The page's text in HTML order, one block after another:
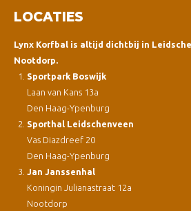
LOCATIES
Lynx Korfbal is altijd dichtbij in
Nootdorp.
Sportpark Boswijk
Laan van Kans 13a
Den Haag-Ypenburg
Sporthal Leidschenveen
Vas Diazdreef 20
Den Haag-Ypenburg
Jan Janssenhal
Koningin Julianastraat 12a
Nootdorp